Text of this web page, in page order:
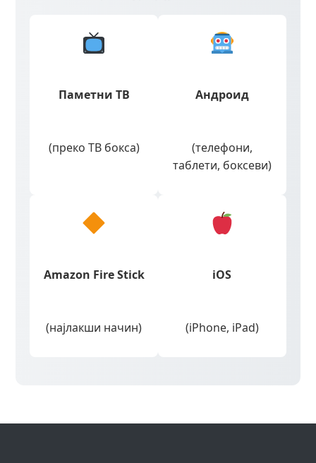
Паметни ТВ
(преко ТВ бокса)
Андроид
(телефони,
таблети, боксеви)
Amazon Fire Stick
(најлакши начин)
iOS
(iPhone, iPad)